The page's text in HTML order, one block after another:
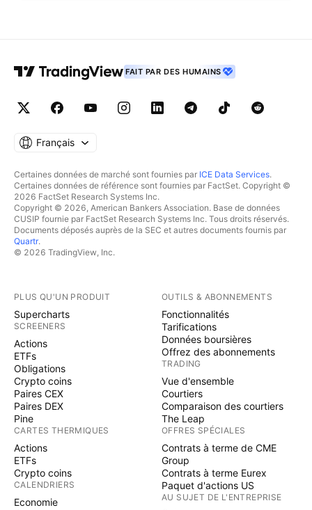
FAIT PAR DES HUMAINS
Français
Certaines données de marché sont fournies par ICE Data Services.
Certaines données de référence sont fournies par FactSet. Copyright ©
2026 FactSet Research Systems Inc.
Copyright © 2026, American Bankers Association. Base de données
CUSIP fournie par FactSet Research Systems Inc. Tous droits réservés.
Documents déposés auprès de la SEC et autres documents fournis par
Quartr.
© 2026 TradingView, Inc.
PLUS QU'UN PRODUIT
Supercharts
SCREENERS
Actions
ETFs
Obligations
Crypto coins
Paires CEX
Paires DEX
Pine
CARTES THERMIQUES
Actions
ETFs
Crypto coins
CALENDRIERS
Economie
OUTILS & ABONNEMENTS
Fonctionnalités
Tarifications
Données boursières
Offrez des abonnements
TRADING
Vue d'ensemble
Courtiers
Comparaison des courtiers
The Leap
OFFRES SPÉCIALES
Contrats à terme de CME
Group
Contrats à terme Eurex
Paquet d'actions US
AU SUJET DE L'ENTREPRISE